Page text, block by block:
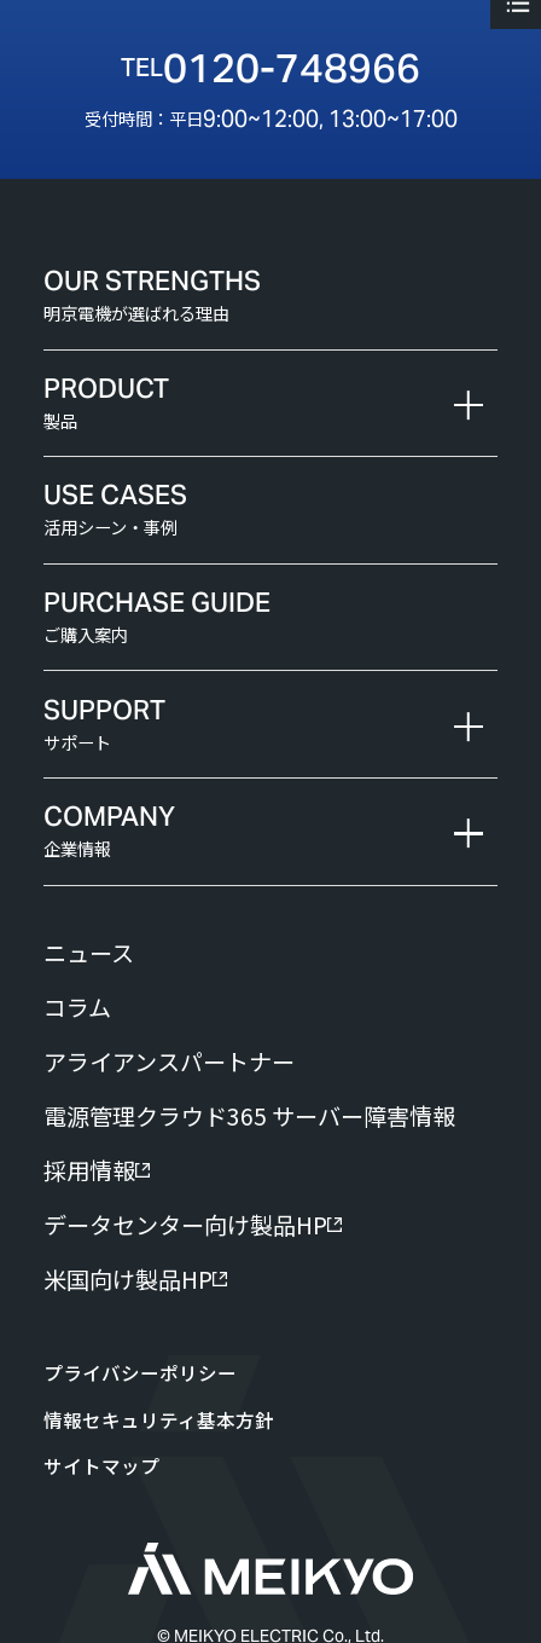
0120-748966
受付時間：平日9:00~12:00, 13:00~17:00
OUR STRENGTHS
明京電機が選ばれる理由
PRODUCT
製品
USE CASES
活用シーン・事例
PURCHASE GUIDE
ご購入案内
SUPPORT
サポート
COMPANY
企業情報
ニュース
コラム
アライアンスパートナー
電源管理クラウド365 サーバー障害情報
採用情報
データセンター向け製品HP
米国向け製品HP
プライバシーポリシー
情報セキュリティ基本方針
サイトマップ
© MEIKYO ELECTRIC Co., Ltd.